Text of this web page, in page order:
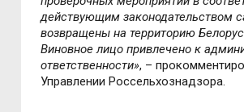
действующим законодательством
возвращены на территорию
Виновное лицо привлечено к
ответственности», –
Управлении Россельхознадзора.